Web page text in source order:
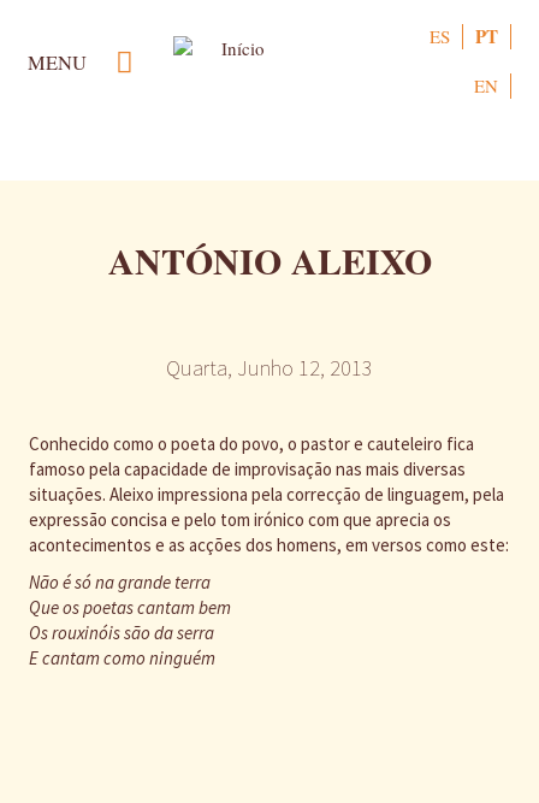
MENU
PT
ES
EN
ANTÓNIO ALEIXO
Quarta, Junho 12, 2013
Conhecido como o poeta do povo, o pastor e cauteleiro fica
famoso pela capacidade de improvisação nas mais diversas
situações. Aleixo impressiona pela correcção de linguagem, pela
expressão concisa e pelo tom irónico com que aprecia os
acontecimentos e as acções dos homens, em versos como este:
Não é só na grande terra
Que os poetas cantam bem
Os rouxinóis são da serra
E cantam como ninguém